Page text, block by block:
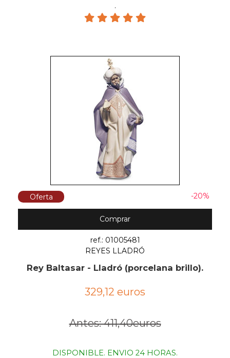
.
Oferta -20%
Comprar
ref.: 01005481
REYES LLADRÓ
Rey Baltasar - Lladró (porcelana brillo).
329,12 euros
Antes: 411,40euros
DISPONIBLE. ENVIO 24 HORAS.